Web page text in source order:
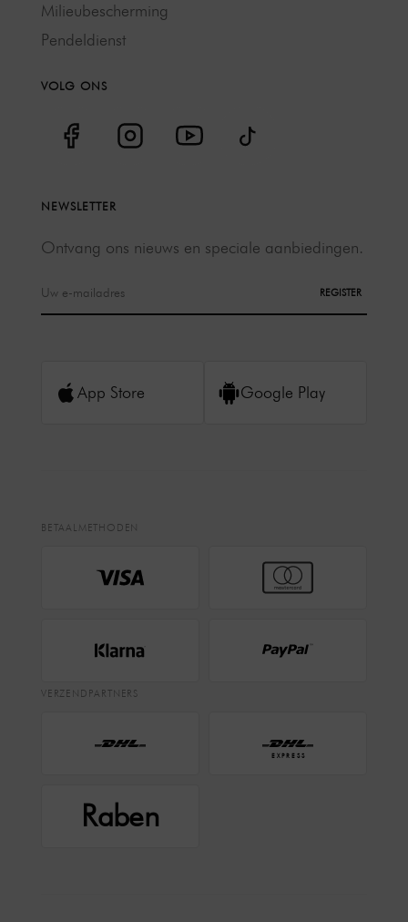
Milieubescherming
Pendeldienst
VOLG ONS
NEWSLETTER
Ontvang ons nieuws en speciale aanbiedingen.
REGISTER
App Store Google Play
BETAALMETHODEN
VERZENDPARTNERS
EXPRESS
Raben